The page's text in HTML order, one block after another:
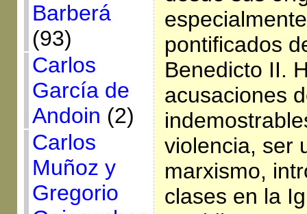
Barberá
(93)
Carlos
García de
Andoin (2)
Carlos
Muñoz y
Gregorio
pontificados
Benedicto II.
acusaciones
violencia, ser
marxismo,
clases en la